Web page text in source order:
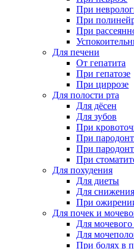
При
При
При
Для печени
От гепатита
При гепатозе
При циррозе
Для полости рта
Для дёсен
Для зубов
При
При
При
При
Для похудения
Для диеты
Для
При
Для почек и
Для
Для
При болях в